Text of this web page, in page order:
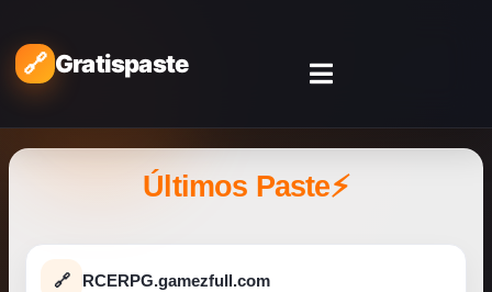
Gratispaste
Últimos Paste⚡
RCERPG.gamezfull.com